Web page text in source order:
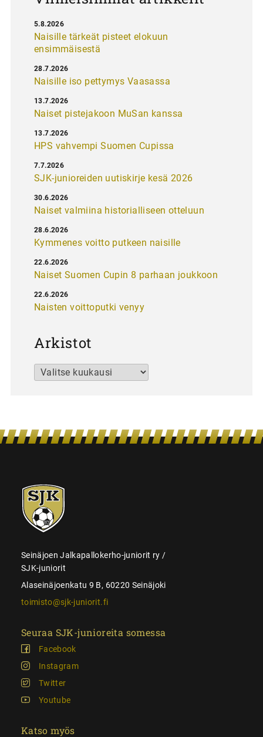
Naisille tärkeät pisteet elokuun
ensimmäisestä
5.8.2026
Naisille iso pettymys Vaasassa
28.7.2026
Naiset pistejakoon MuSan kanssa
13.7.2026
HPS vahvempi Suomen Cupissa
13.7.2026
SJK-junioreiden uutiskirje kesä 2026
7.7.2026
Naiset valmiina historialliseen otteluun
30.6.2026
Kymmenes voitto putkeen naisille
28.6.2026
Naiset Suomen Cupin 8 parhaan joukkoon
22.6.2026
Naisten voittoputki venyy
22.6.2026
Arkistot
Arkistot
SJK-
juniorit
Seinäjoen Jalkapallokerho-juniorit ry /
SJK-juniorit
Alaseinäjoenkatu 9 B, 60220 Seinäjoki
toimisto@sjk-juniorit.fi
Seuraa SJK-junioreita somessa
Facebook
Instagram
Twitter
Youtube
Katso myös